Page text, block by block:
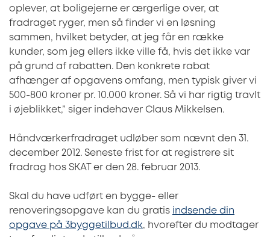
oplever, at boligejerne er ærgerlige over, at
fradraget ryger, men så finder vi en løsning
sammen, hvilket betyder, at jeg får en række
kunder, som jeg ellers ikke ville få, hvis det ikke var
på grund af rabatten. Den konkrete rabat
afhænger af opgavens omfang, men typisk giver vi
500-800 kroner pr. 10.000 kroner. Så vi har rigtig travlt
i øjeblikket,” siger indehaver Claus Mikkelsen.
Håndværkerfradraget udløber som nævnt den 31.
december 2012. Seneste frist for at registrere sit
fradrag hos SKAT er den 28. februar 2013.
Skal du have udført en bygge- eller
renoveringsopgave kan du gratis indsende din
opgave på 3byggetilbud.dk, hvorefter du modtager